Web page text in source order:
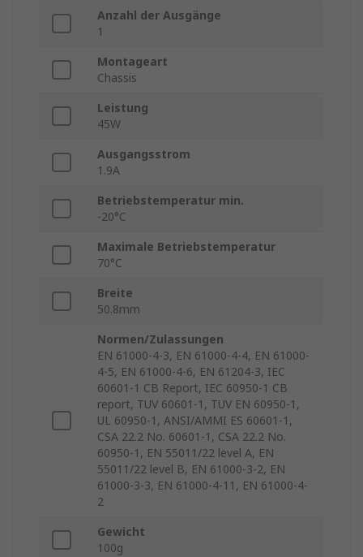
Anzahl der Ausgänge
1
Montageart
Chassis
Leistung
45W
Ausgangsstrom
1.9A
Betriebstemperatur min.
-20°C
Maximale Betriebstemperatur
70°C
Breite
50.8mm
Normen/Zulassungen
EN 61000-4-3, EN 61000-4-4, EN 61000-
4-5, EN 61000-4-6, EN 61204-3, IEC
60601-1 CB Report, IEC 60950-1 CB
report, TUV 60601-1, TUV EN 60950-1,
UL 60950-1, ANSI/AMMI ES 60601-1,
CSA 22.2 No. 60601-1, CSA 22.2 No.
60950-1, EN 55011/22 level A, EN
55011/22 level B, EN 61000-3-2, EN
61000-3-3, EN 61000-4-11, EN 61000-4-
2
Gewicht
100g